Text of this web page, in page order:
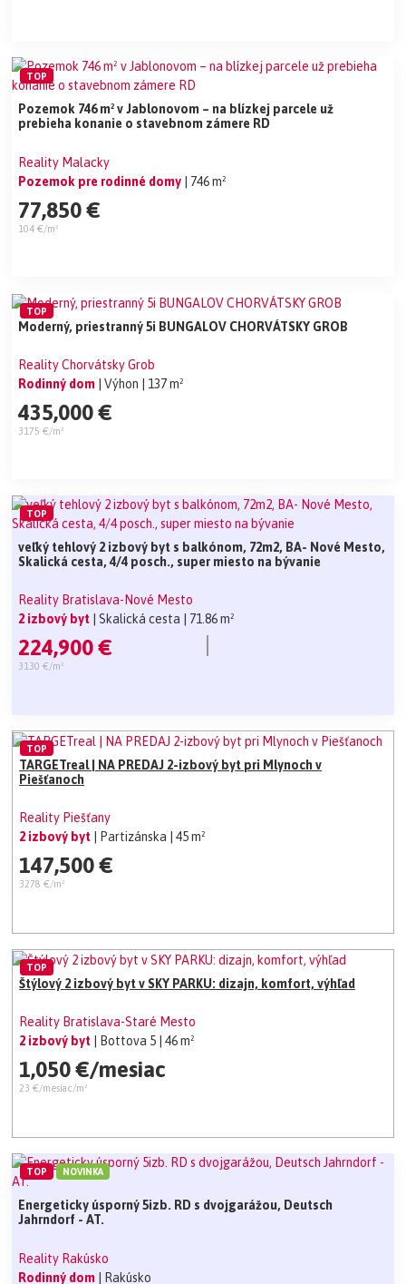
Pozemok 746 m² v Jablonovom – na blízkej parcele už
prebieha konanie o stavebnom zámere RD
Reality Malacky
Pozemok pre rodinné domy
| 746 m²
77,850 €
104 €/m²
TOP
Moderný, priestranný 5i BUNGALOV CHORVÁTSKY GROB
Reality Chorvátsky Grob
Rodinný dom
| Výhon | 137 m²
435,000 €
3175 €/m²
TOP
veľký tehlový 2 izbový byt s balkónom, 72m2, BA- Nové Mesto,
Skalická cesta, 4/4 posch., super miesto na bývanie
Reality Bratislava-Nové Mesto
2 izbový byt
| Skalická cesta | 71.86 m²
224,900 €
3130 €/m²
TOP
TARGETreal | NA PREDAJ 2-izbový byt pri Mlynoch v
Piešťanoch
Reality Piešťany
2 izbový byt
| Partizánska | 45 m²
147,500 €
3278 €/m²
TOP
Štýlový 2 izbový byt v SKY PARKU: dizajn, komfort, výhľad
Reality Bratislava-Staré Mesto
2 izbový byt
| Bottova 5 | 46 m²
1,050 €/mesiac
23 €/mesiac/m²
TOP
Energeticky úsporný 5izb. RD s dvojgarážou, Deutsch
Jahrndorf - AT.
Reality Rakúsko
Rodinný dom
| Rakúsko
TOP NOVINKA